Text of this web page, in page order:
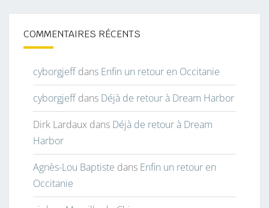
COMMENTAIRES RÉCENTS
cyborgjeffdans Enfin un retour en Occitanie
cyborgjeffdans Déjà de retour à Dream Harbor
Dirk Lardaux dans Déjà de retour à Dream
Harbor
Agnès-Lou Baptiste dans Enfin un retour en
Occitanie